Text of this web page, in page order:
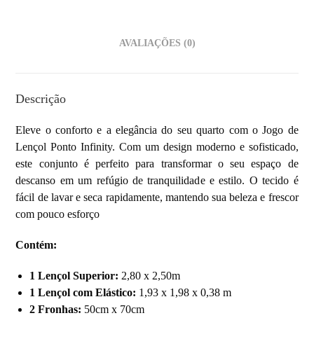
AVALIAÇÕES (0)
Descrição
Eleve o conforto e a elegância do seu quarto com o Jogo de
Lençol Ponto Infinity. Com um design moderno e sofisticado,
este conjunto é perfeito para transformar o seu espaço de
descanso em um refúgio de tranquilidade e estilo. O tecido é
fácil de lavar e seca rapidamente, mantendo sua beleza e frescor
com pouco esforço
Contém:
1 Lençol Superior: 2,80 x 2,50m
1 Lençol com Elástico: 1,93 x 1,98 x 0,38 m
2 Fronhas: 50cm x 70cm